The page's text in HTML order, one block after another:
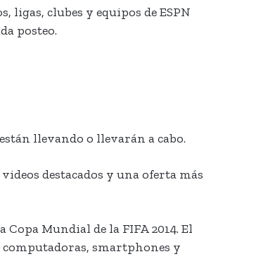
clubes y equipos de ESPN
posteo.
llevando o llevarán a cabo.
destacados y una oferta más
Mundial de la FIFA 2014. El
smartphones y